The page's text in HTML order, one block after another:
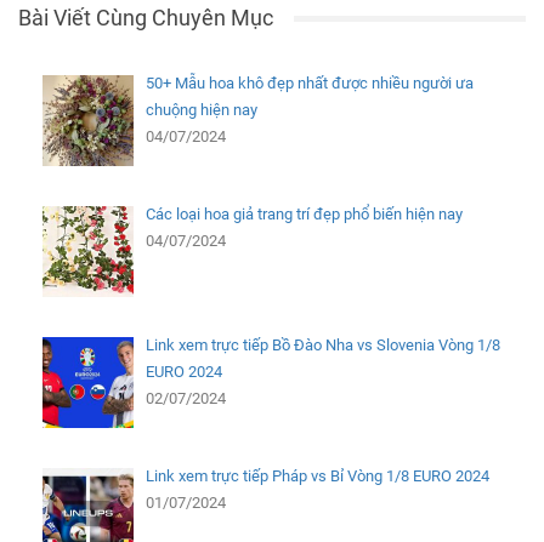
Bài Viết Cùng Chuyên Mục
50+ Mẫu hoa khô đẹp nhất được nhiều người ưa
chuộng hiện nay
04/07/2024
Các loại hoa giả trang trí đẹp phổ biến hiện nay
04/07/2024
Link xem trực tiếp Bồ Đào Nha vs Slovenia Vòng 1/8
EURO 2024
02/07/2024
Link xem trực tiếp Pháp vs Bỉ Vòng 1/8 EURO 2024
01/07/2024